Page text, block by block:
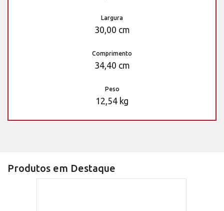
Largura
30,00 cm
Comprimento
34,40 cm
Peso
12,54 kg
Produtos em Destaque